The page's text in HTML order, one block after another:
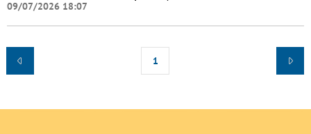
09/07/2026 18:07
1